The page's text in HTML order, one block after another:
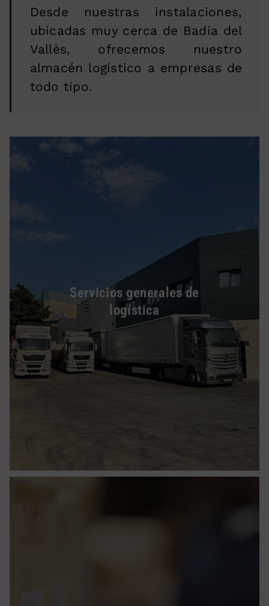
Desde nuestras instalaciones,
ubicadas muy cerca de Badia del
Vallès, ofrecemos nuestro
almacén logístico a empresas de
todo tipo.
Servicios generales de
logística